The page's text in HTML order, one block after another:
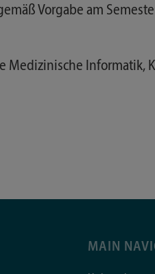
Vorgabe am
Medizinische Informatik,
MAIN